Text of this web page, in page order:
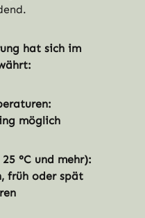
hat sich im
möglich
°C und mehr):
früh oder spät